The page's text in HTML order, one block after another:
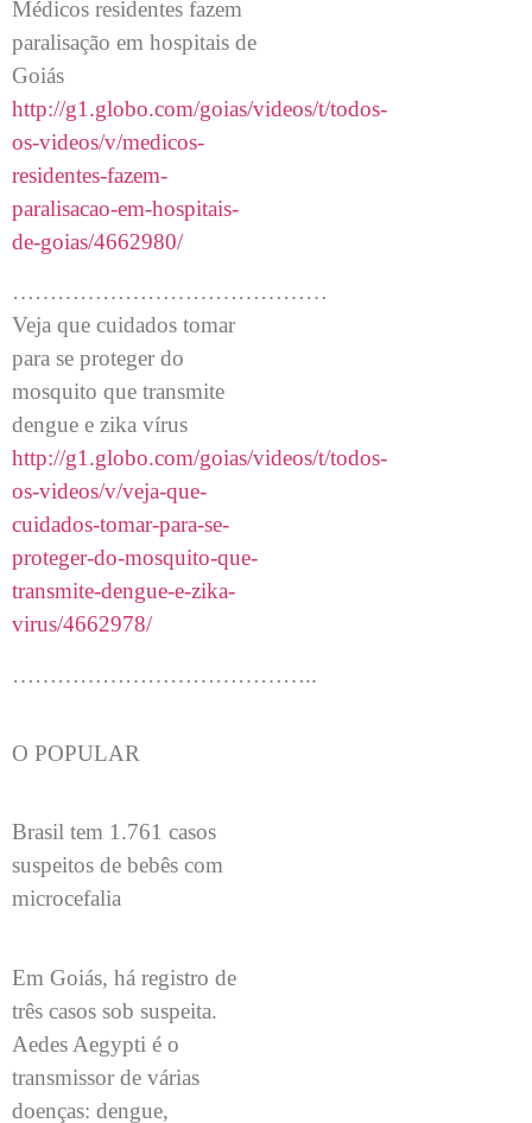
Médicos residentes fazem
paralisação em hospitais de
Goiás
http://g1.globo.com/goias/videos/t/todos-
os-videos/v/medicos-
residentes-fazem-
paralisacao-em-hospitais-
de-goias/4662980/
……………………………………
Veja que cuidados tomar
para se proteger do
mosquito que transmite
dengue e zika vírus
http://g1.globo.com/goias/videos/t/todos-
os-videos/v/veja-que-
cuidados-tomar-para-se-
proteger-do-mosquito-que-
transmite-dengue-e-zika-
virus/4662978/
…………………………………..
O POPULAR
Brasil tem 1.761 casos
suspeitos de bebês com
microcefalia
Em Goiás, há registro de
três casos sob suspeita.
Aedes Aegypti é o
transmissor de várias
doenças: dengue,